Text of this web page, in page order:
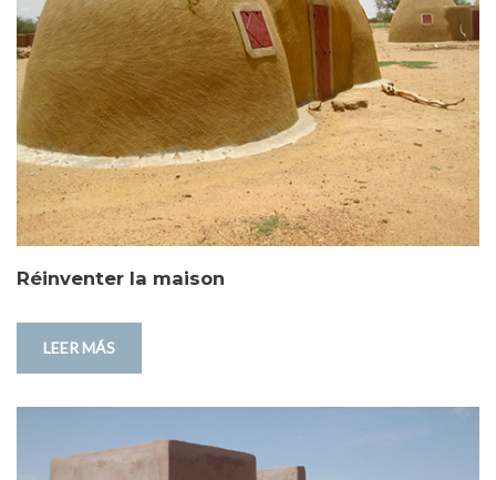
Réinventer la maison
LEER MÁS